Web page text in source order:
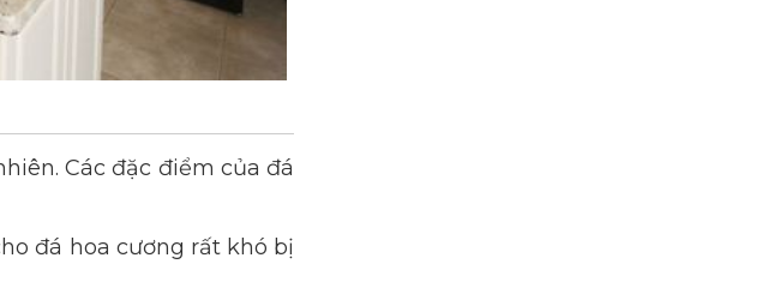
Các đặc điểm của đá
đá hoa cương rất khó bị